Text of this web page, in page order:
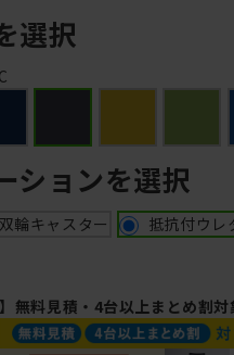
選択
ションを選択
輪キャスター 抵抗付ウレ
無料見積・4台以上まとめ割対